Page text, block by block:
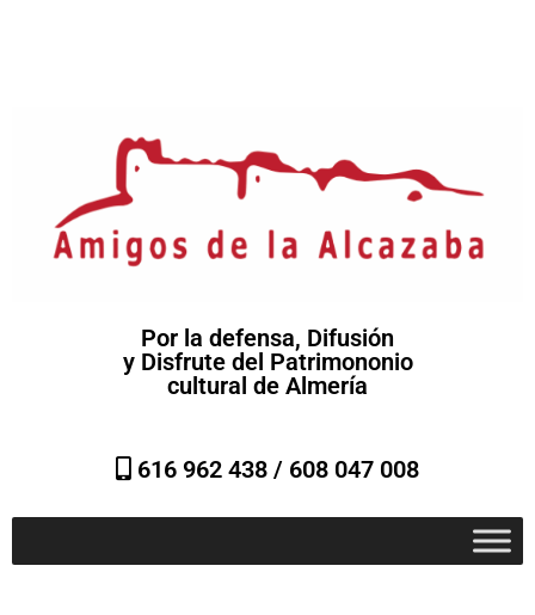
Por la defensa, Difusión
y Disfrute del Patrimononio
cultural de Almería
616 962 438 / 608 047 008